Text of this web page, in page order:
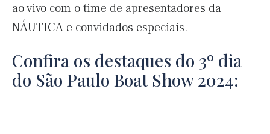
ao vivo com o time de apresentadores da
NÁUTICA e convidados especiais.
Confira os destaques do 3º dia
do São Paulo Boat Show 2024: